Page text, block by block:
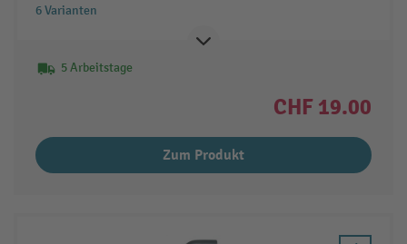
6 Varianten
5 Arbeitstage
CHF 19.00
Zum Produkt